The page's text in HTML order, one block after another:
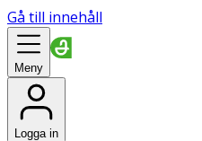
Gå till innehåll
Meny
Logga in